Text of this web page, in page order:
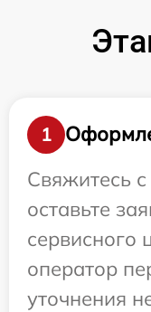
1
Свяжитесь
оставьте
сервисного
оператор
уточнения